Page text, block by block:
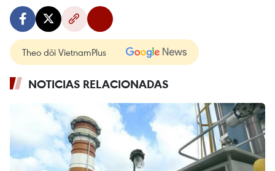
Theo dõi VietnamPlus
NOTICIAS RELACIONADAS